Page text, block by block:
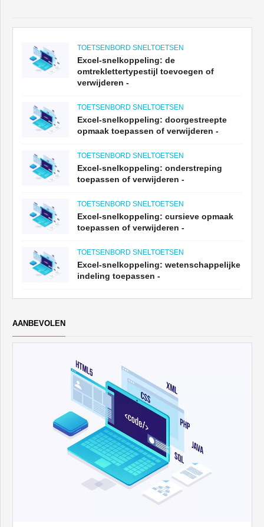
TOETSENBORD SNELTOETSEN
Excel-snelkoppeling: de
omtreklettertypestijl toevoegen of
verwijderen -
TOETSENBORD SNELTOETSEN
Excel-snelkoppeling: doorgestreepte
opmaak toepassen of verwijderen -
TOETSENBORD SNELTOETSEN
Excel-snelkoppeling: onderstreping
toepassen of verwijderen -
TOETSENBORD SNELTOETSEN
Excel-snelkoppeling: cursieve opmaak
toepassen of verwijderen -
TOETSENBORD SNELTOETSEN
Excel-snelkoppeling: wetenschappelijke
indeling toepassen -
AANBEVOLEN